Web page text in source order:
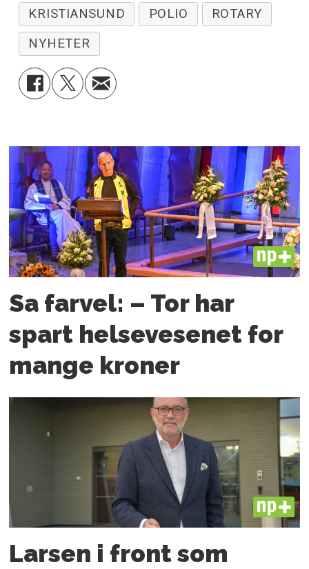
KRISTIANSUND
POLIO
ROTARY
NYHETER
PLUS
Sa farvel: – Tor har
spart helsevesenet for
mange kroner
PLUS
Larsen i front som